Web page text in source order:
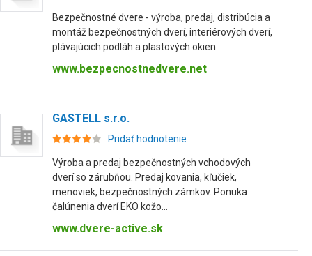
Bezpečnostné dvere - výroba, predaj, distribúcia a
montáž bezpečnostných dverí, interiérových dverí,
plávajúcich podláh a plastových okien.
www.bezpecnostnedvere.net
GASTELL s.r.o.
Pridať hodnotenie
Výroba a predaj bezpečnostných vchodových
dverí so zárubňou. Predaj kovania, kľučiek,
menoviek, bezpečnostných zámkov. Ponuka
čalúnenia dverí EKO kožo...
www.dvere-active.sk